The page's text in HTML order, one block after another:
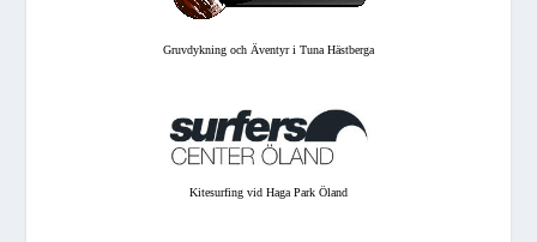
Gruvdykning och Äventyr i Tuna Hästberga
Kitesurfing vid Haga Park Öland